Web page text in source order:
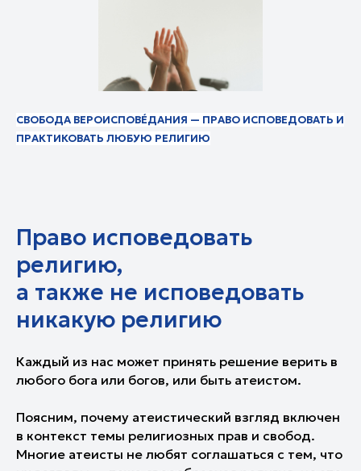
СВОБОДА ВЕРОИСПОВЕ́ДАНИЯ — ПРАВО ИСПОВЕДОВАТЬ И
ПРАКТИКОВАТЬ ЛЮБУЮ РЕЛИГИЮ
Право исповедовать
религию,
а также не исповедовать
никакую религию
Каждый из нас может принять решение верить в
любого бога или богов, или быть атеистом.
Поясним, почему атеистический взгляд включен
в контекст темы религиозных прав и свобод.
Многие атеисты не любят соглашаться с тем, что